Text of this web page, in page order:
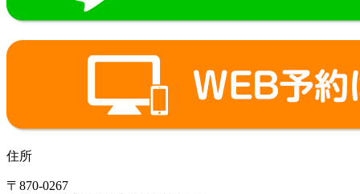
住所
〒870-0267